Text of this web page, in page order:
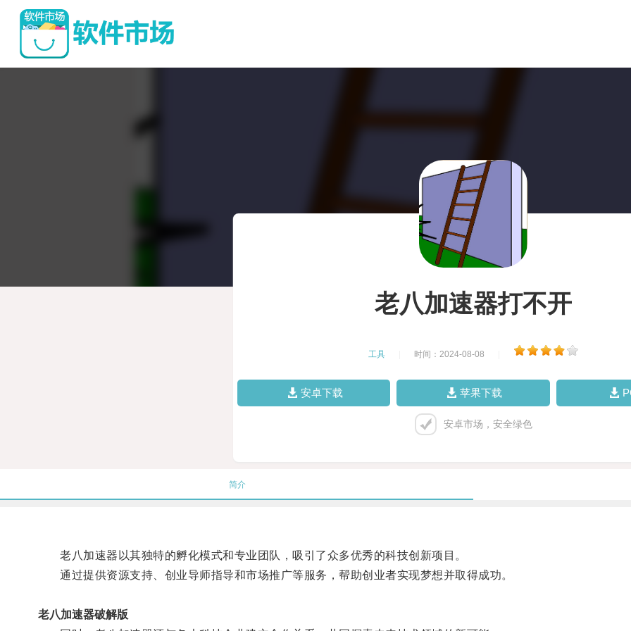
老八加速器打不开
工具 时间：2024-08-08
安卓下载 苹果下载
安卓市场，安全绿色
简介
老八加速器以其独特的孵化模式和专业团队，吸引了众多优秀的科技创新项目。
通过提供资源支持、创业导师指导和市场推广等服务，帮助创业者实现梦想并取得成功。
老八加速器破解版